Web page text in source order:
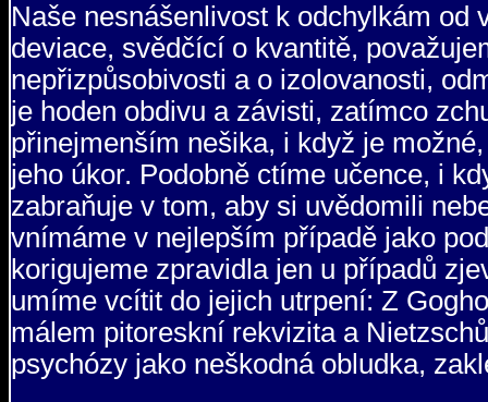
Naše nesnášenlivost k odchylkám od
deviace, svědčící o kvantitě,
nepřizpůsobivosti a o izolovanosti,
je hoden obdivu a závisti, zatímco
přinejmenším nešika, i když je
jeho úkor. Podobně ctíme učence, i
zabraňuje v tom, aby si uvědomili
vnímáme v nejlepším případě jako
korigujeme zpravidla jen u případů
umíme vcítit do jejich utrpení: Z
málem pitoreskní rekvizita a
psychózy jako neškodná obludka,